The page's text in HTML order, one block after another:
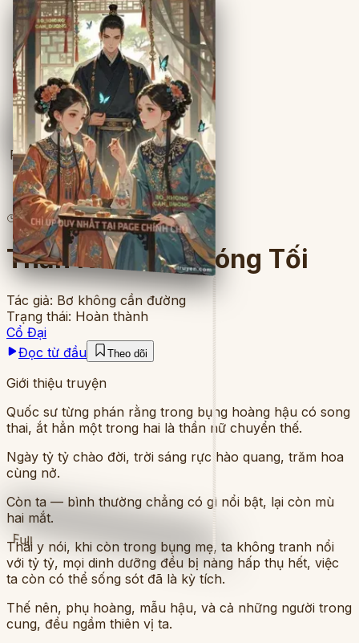
Full
Full
5lượt đọc· 8chương
Thần Nữ Trong Bóng Tối
Tác giả: Bơ không cần đường
Trạng thái: Hoàn thành
Cổ Đại
Đọc từ đầu
Theo dõi
Giới thiệu truyện
Quốc sư từng phán rằng trong bụng hoàng hậu có song
thai, ắt hẳn một trong hai là thần nữ chuyển thế.
Ngày tỷ tỷ chào đời, trời sáng rực hào quang, trăm hoa
cùng nở.
Còn ta — bình thường chẳng có gì nổi bật, lại còn mù
hai mắt.
Thái y nói, khi còn trong bụng mẹ, ta không tranh nổi
với tỷ tỷ, mọi dinh dưỡng đều bị nàng hấp thụ hết, việc
ta còn có thể sống sót đã là kỳ tích.
Thế nên, phụ hoàng, mẫu hậu, và cả những người trong
cung, đều ngầm thiên vị ta.